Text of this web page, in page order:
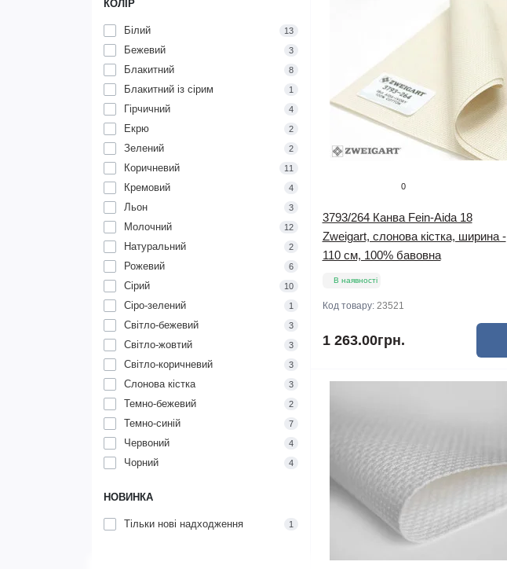
КОЛІР
Білий 13
Бежевий 3
Блакитний 8
Блакитний із сірим 1
Гірчичний 4
Екрю 2
Зелений 2
Коричневий 11
Кремовий 4
Льон 3
Молочний 12
Натуральний 2
Рожевий 6
Сірий 10
Сіро-зелений 1
Світло-бежевий 3
Світло-жовтий 3
Світло-коричневий 3
Слонова кістка 3
Темно-бежевий 2
Темно-синій 7
Червоний 4
Чорний 4
НОВИНКА
Тільки нові надходження 1
0
3793/264 Канва Fein-Aida 18
Zweigart, слонова кістка, ширина -
110 см, 100% бавовна
В наявності
Код товару: 23521
1 263.00грн.